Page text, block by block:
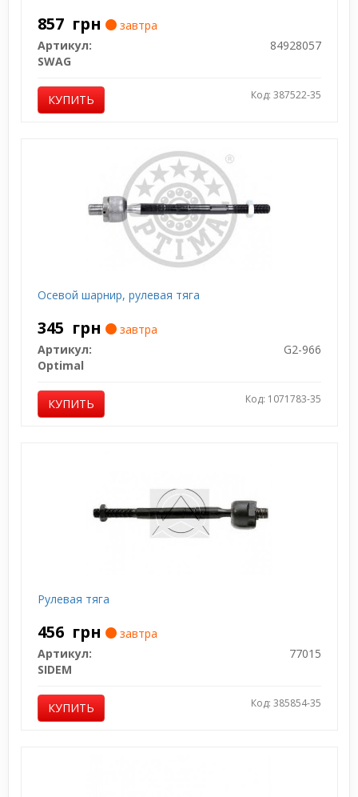
857 грн
завтра
Артикул:
84928057
SWAG
КУПИТЬ Код: 387522-35
Осевой шарнир, рулевая тяга
345 грн
завтра
Артикул:
G2-966
Optimal
КУПИТЬ Код: 1071783-35
Рулевая тяга
456 грн
завтра
Артикул:
77015
SIDEM
КУПИТЬ Код: 385854-35